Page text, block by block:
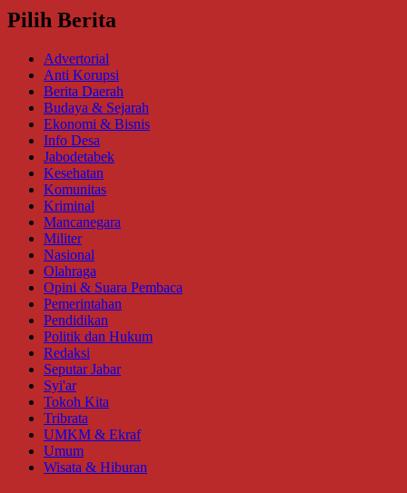
Pilih Berita
Advertorial
Anti Korupsi
Berita Daerah
Budaya & Sejarah
Ekonomi & Bisnis
Info Desa
Jabodetabek
Kesehatan
Komunitas
Kriminal
Mancanegara
Militer
Nasional
Olahraga
Opini & Suara Pembaca
Pemerintahan
Pendidikan
Politik dan Hukum
Redaksi
Seputar Jabar
Syi'ar
Tokoh Kita
Tribrata
UMKM & Ekraf
Umum
Wisata & Hiburan